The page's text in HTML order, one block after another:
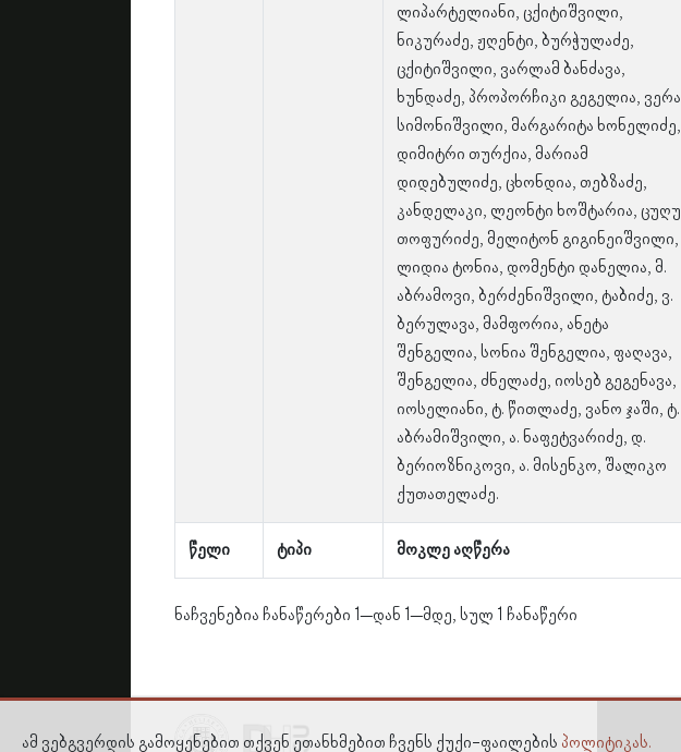
წელი ტიპი მოკლე აღწერა
ლიპარტელიანი, ცქიტიშვილი,
ნიკურაძე, ჟღენტი, ბურჭულაძე,
ცქიტიშვილი, ვარლამ ბანძავა,
ხუნდაძე, პროპორჩიკი გეგელია, ვერა
სიმონიშვილი, მარგარიტა ხონელიძე,
დიმიტრი თურქია, მარიამ
დიდებულიძე, ცხონდია, თებზაძე,
კანდელაკი, ლეონტი ხოშტარია, ცუღუ
თოფურიძე, მელიტონ გიგინეიშვილი,
ლიდია ტონია, დომენტი დანელია, მ.
აბრამოვი, ბერძენიშვილი, ტაბიძე, ვ.
ბერულავა, მამფორია, ანეტა
შენგელია, სონია შენგელია, ფაღავა,
შენგელია, ძნელაძე, იოსებ გეგენავა,
იოსელიანი, ტ. წითლაძე, ვანო ჯაში, ტ.
აბრამიშვილი, ა. ნაფეტვარიძე, დ.
ბერიოზნიკოვი, ა. მისენკო, შალიკო
ქუთათელაძე.
ნაჩვენებია ჩანაწერები 1–დან 1–მდე, სულ 1 ჩანაწერი
ამ ვებგვერდის გამოყენებით თქვენ ეთანხმებით ჩვენს ქუქი-ფაილების პოლიტიკას.